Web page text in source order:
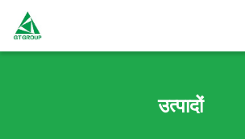
उत्पादों